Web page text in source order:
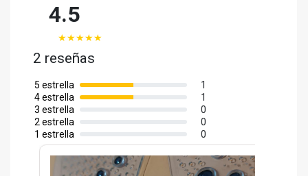
4.5
★★★★★
2 reseñas
5 estrella
1
4 estrella
1
3 estrella
0
2 estrella
0
1 estrella
0